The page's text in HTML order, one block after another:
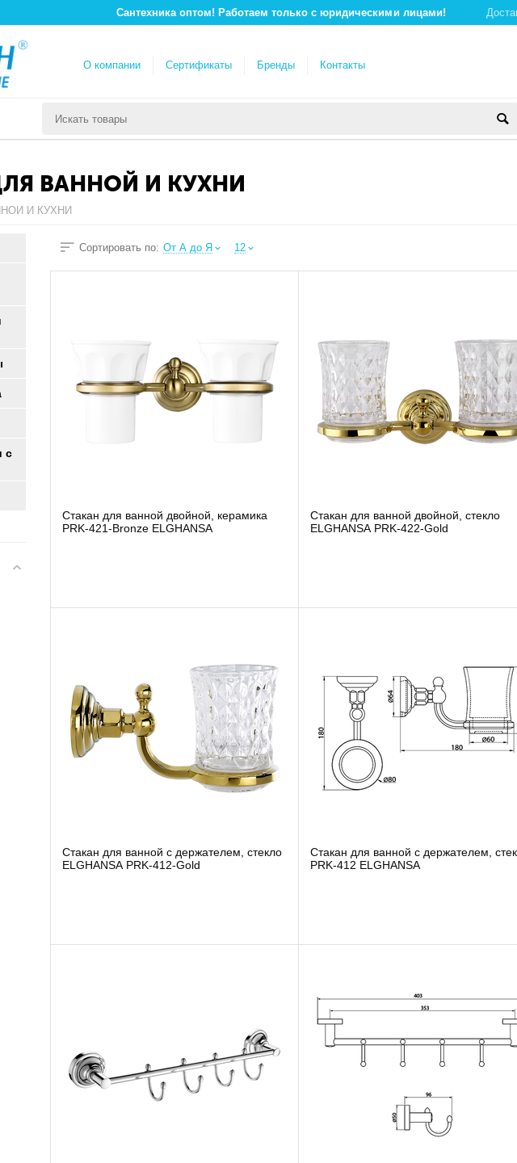
Сантехника оптом! Работаем только с юридическими лицами!
О компании Сертификаты Бренды Контакты
ВАННОЙ И КУХНИ
И КУХНИ
Сортировать по: От А до Я 12
Cтакан для ванной двойной, керамика
PRK-421-Bronze ELGHANSA
Cтакан для ванной двойной, стекло
ELGHANSA PRK-422-Gold
Cтакан для ванной с держателем, стекло
ELGHANSA PRK-412-Gold
Cтакан для ванной с держателем,
PRK-412 ELGHANSA
с